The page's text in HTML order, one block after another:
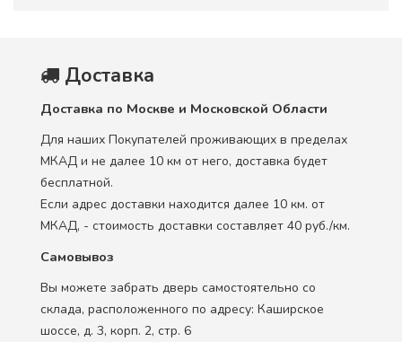
Доставка
Доставка по Москве и Московской Области
Для наших Покупателей проживающих в пределах
МКАД и не далее 10 км от него, доставка будет
бесплатной.
Если адрес доставки находится далее 10 км. от
МКАД, - стоимость доставки составляет 40 руб./км.
Самовывоз
Вы можете забрать дверь самостоятельно со
склада, расположенного по адресу: Каширское
шоссе, д. 3, корп. 2, стр. 6